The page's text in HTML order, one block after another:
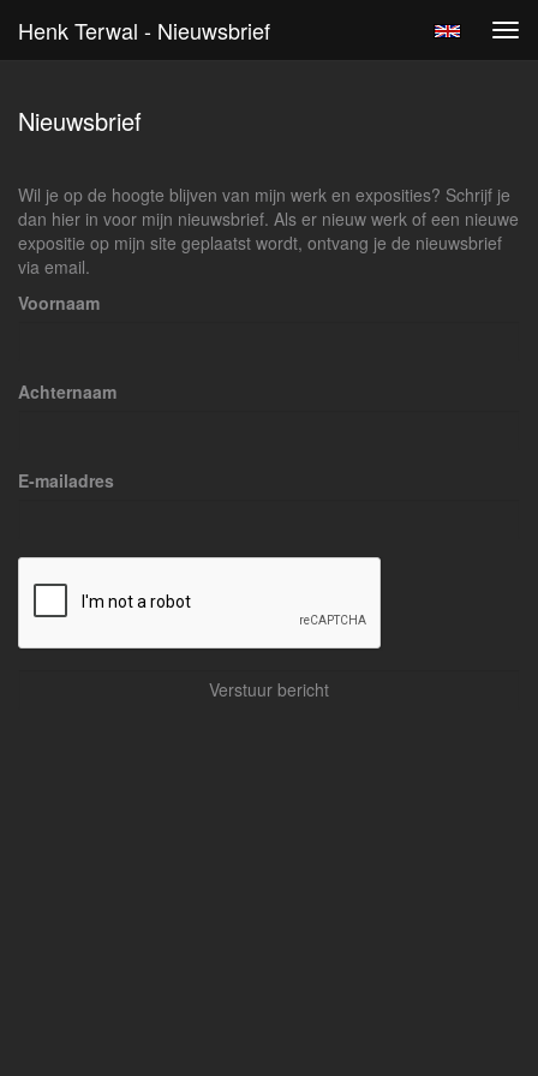
Henk Terwal - Nieuwsbrief
Nieuwsbrief
Wil je op de hoogte blijven van mijn werk en exposities? Schrijf je
dan hier in voor mijn nieuwsbrief. Als er nieuw werk of een nieuwe
expositie op mijn site geplaatst wordt, ontvang je de nieuwsbrief
via email.
Voornaam
Achternaam
E-mailadres